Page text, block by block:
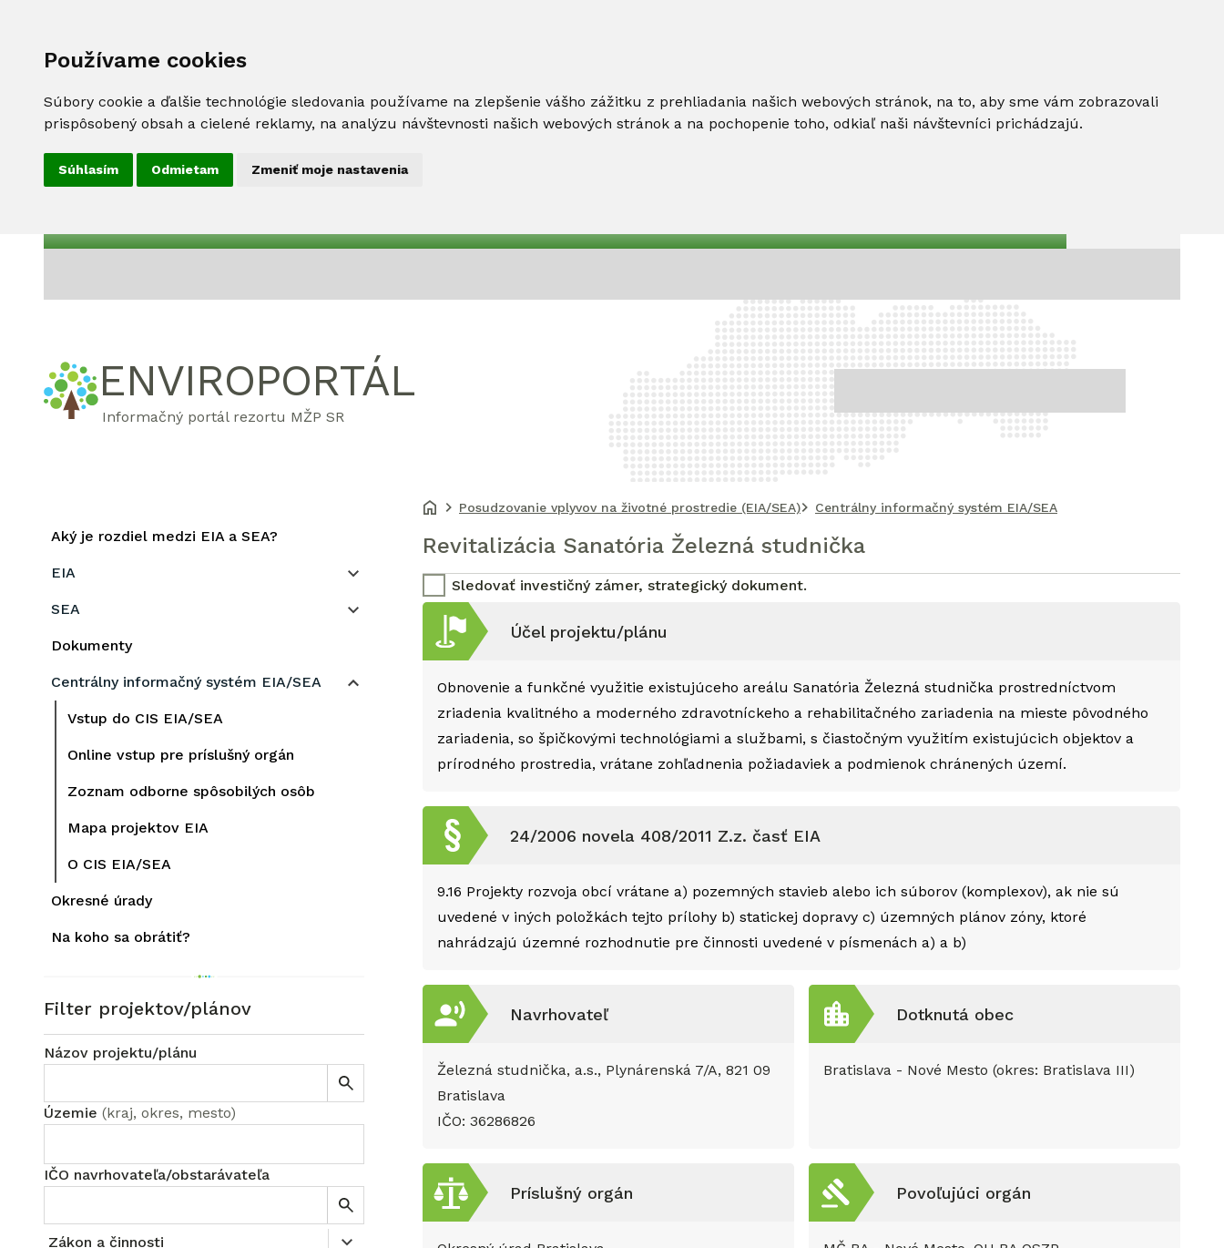
Používame cookies
Súbory cookie a ďalšie technológie sledovania používame na zlepšenie vášho zážitku z prehliadania našich webových stránok, na to, aby sme vám zobrazovali
prispôsobený obsah a cielené reklamy, na analýzu návštevnosti našich webových stránok a na pochopenie toho, odkiaľ naši návštevníci prichádzajú.
Súhlasím Odmietam Zmeniť moje nastavenia
ENVIROPORTÁL
Informačný portál rezortu MŽP SR
Aký je rozdiel medzi EIA a SEA?
EIA
SEA
Dokumenty
Centrálny informačný systém EIA/SEA
Vstup do CIS EIA/SEA
Online vstup pre príslušný orgán
Zoznam odborne spôsobilých osôb
Mapa projektov EIA
O CIS EIA/SEA
Okresné úrady
Na koho sa obrátiť?
Filter projektov/plánov
Názov projektu/plánu
Územie (kraj, okres, mesto)
IČO navrhovateľa/obstarávateľa
Zákon a činnosti
Posudzovanie vplyvov na životné prostredie (EIA/SEA) Centrálny informačný systém EIA/SEA
Revitalizácia Sanatória Železná studnička
Sledovať investičný zámer, strategický dokument.
Účel projektu/plánu
Obnovenie a funkčné využitie existujúceho areálu Sanatória Železná studnička prostredníctvom
zriadenia kvalitného a moderného zdravotníckeho a rehabilitačného zariadenia na mieste pôvodného
zariadenia, so špičkovými technológiami a službami, s čiastočným využitím existujúcich objektov a
prírodného prostredia, vrátane zohľadnenia požiadaviek a podmienok chránených území.
24/2006 novela 408/2011 Z.z. časť EIA
9.16 Projekty rozvoja obcí vrátane a) pozemných stavieb alebo ich súborov (komplexov), ak nie sú
uvedené v iných položkách tejto prílohy b) statickej dopravy c) územných plánov zóny, ktoré
nahrádzajú územné rozhodnutie pre činnosti uvedené v písmenách a) a b)
Navrhovateľ
Železná studnička, a.s., Plynárenská 7/A, 821 09
Bratislava
IČO: 36286826
Dotknutá obec
Bratislava - Nové Mesto (okres: Bratislava III)
Príslušný orgán Povoľujúci orgán